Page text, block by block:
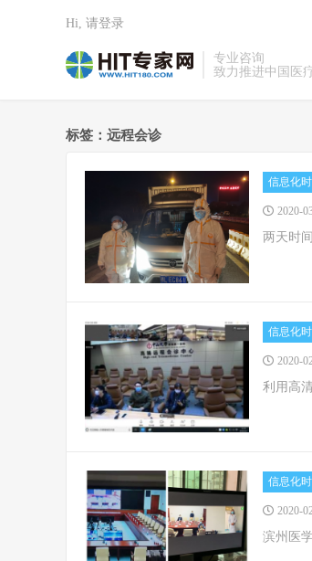
专业咨询
致力推进中国医
Hi, 请登录
标签：远程会诊
信息化
2020-
两天时
信息化
2020-
利用高
信息化
2020-
滨州医